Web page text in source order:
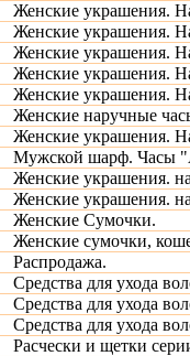
Женские украшения.
Женские украшения.
Женские украшения.
Женские украшения.
Женские украшения.
Женские наручные
Женские украшения.
Мужской шарф. Часы
Женские украшения.
Женские украшения.
Женские Сумочки.
Женские сумочки,
Распродажа.
Средства для ухода
Средства для ухода
Средства для ухода
Расчески и щетки